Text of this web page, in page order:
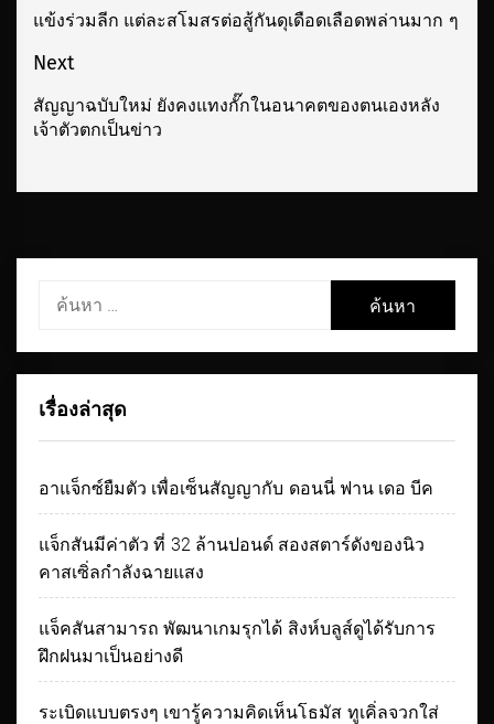
นำทาง
เรื่อง
Previous
แข้งร่วมลีก แต่ละสโมสรต่อสู้กันดุเดือดเลือดพล่านมาก ๆ
Next
Next
post:
สัญญาฉบับใหม่ ยังคงแทงกั๊กในอนาคตของตนเองหลัง
เจ้าตัวตกเป็นข่าว
ค้นหา
เรื่องล่าสุด
อาแจ็กซ์ยืมตัว เพื่อเซ็นสัญญากับ ดอนนี่ ฟาน เดอ บีค
แจ็กสันมีค่าตัว ที่ 32 ล้านปอนด์ สองสตาร์ดังของนิว
คาสเซิ่ลกำลังฉายแสง
แจ็คสันสามารถ พัฒนาเกมรุกได้ สิงห์บลูส์ดูได้รับการ
ฝึกฝนมาเป็นอย่างดี
ระเบิดแบบตรงๆ เขารู้ความคิดเห็นโธมัส ทูเคิ่ลจวกใส่